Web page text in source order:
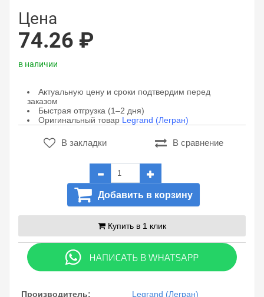
Цена
74.26 ₽
в наличии
Актуальную цену и сроки подтвердим перед
заказом
Быстрая отгрузка (1–2 дня)
Оригинальный товар Legrand (Легран)
В закладки В сравнение
Добавить в корзину
Купить в 1 клик
Производитель: Legrand (Легран)